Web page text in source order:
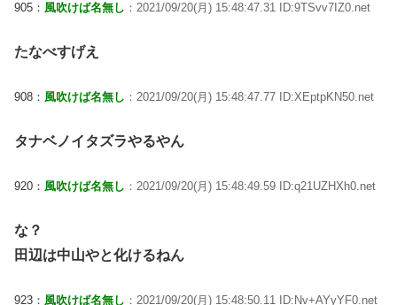
905： 風吹けば名無し ：2021/09/20(月) 15:48:47.31 ID:9TSvv7IZ0.net
たなべすげえ
908： 風吹けば名無し ：2021/09/20(月) 15:48:47.77 ID:XEptpKN50.net
タナベノイタズラやるやん
920： 風吹けば名無し ：2021/09/20(月) 15:48:49.59 ID:q21UZHXh0.net
な？
田辺は中山やと化けるねん
923： 風吹けば名無し ：2021/09/20(月) 15:48:50.11 ID:Nv+AYyYF0.net